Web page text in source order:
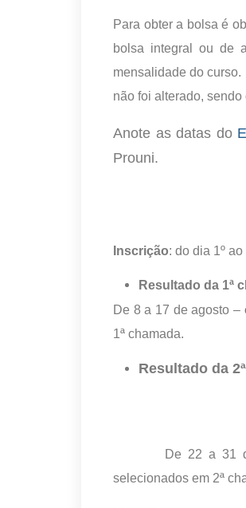
Para obter a bolsa é
bolsa integral ou de
mensalidade do
não foi alterado,
Anote as datas do
Prouni.
Inscrição: do dia 1º
Resultado da 1ª
De 8 a 17 de agosto –
1ª chamada.
Resultado da
De 22 a 31 de
selecionados em 2ª